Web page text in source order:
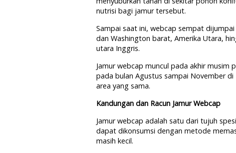
nutrisi bagi jamur tersebut.
Sampai saat ini, webcap sempat
dan Washington barat, Amerika Utara,
utara Inggris.
Jamur webcap muncul pada akhir musim
pada bulan Agustus sampai November
area yang sama.
Kandungan dan Racun Jamur Webcap
Jamur webcap adalah satu dari tujuh
dapat dikonsumsi dengan metode
masih kecil.